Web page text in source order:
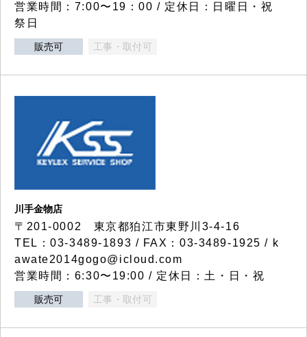
営業時間：7:00〜19：00 / 定休日：日曜日・祝
祭日
販売可 工事・取付可
川手金物店
〒201-0002 東京都狛江市東野川3-4-16
TEL：03-3489-1893 / FAX：03-3489-1925 / k
awate2014gogo@icloud.com
営業時間：6:30〜19:00 / 定休日：土・日・祝
販売可 工事・取付可